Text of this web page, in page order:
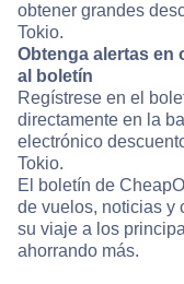
obtener grandes
Tokio.
Obtenga alertas en
al boletín
Regístrese en el
directamente en la
electrónico
Tokio.
El boletín de
de vuelos, noticias y
su viaje a los
ahorrando más.